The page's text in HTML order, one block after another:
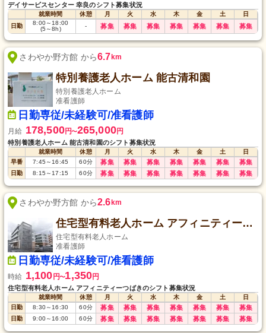
デイサービスセンター 幸良のシフト募集状況
就業時間 休憩 月 火 水 木 金 土
日
日勤
8:00～ 18:00
(5 ～8h) - 募集 募集 募集 募集 募集 募集 募集
さわやか野方館 から6.7 km
特別養護老人ホーム 能古清和園
特別養護老人ホーム
准看護師
日勤専従/未経験可/准看護師
月給 178,500円〜265,000円
特別養護老人ホーム 能古清和園のシフト募集状況
就業時間 休憩 月 火 水 木 金 土
日
早番
7:45 ～ 16:45 60分 募集 募集 募集 募集 募集 募集 募集
日勤 8:15 ～ 17:15 60分 募集 募集 募集 募集 募集 募集 募集
さわやか野方館 から2.6 km
住宅型有料老人ホーム アフィニティーつばき
住宅型有料老人ホーム
准看護師
日勤専従/未経験可/准看護師
時給 1,100円〜1,350円
住宅型有料老人ホーム アフィニティーつばきのシフト募集状況
就業時間 休憩 月 火 水 木 金 土
日
日勤
8:30～ 16:30 60分 募集 募集 募集 募集 募集 募集 募集
日勤 9:00～ 16:00 60分 募集 募集 募集 募集 募集 募集 募集